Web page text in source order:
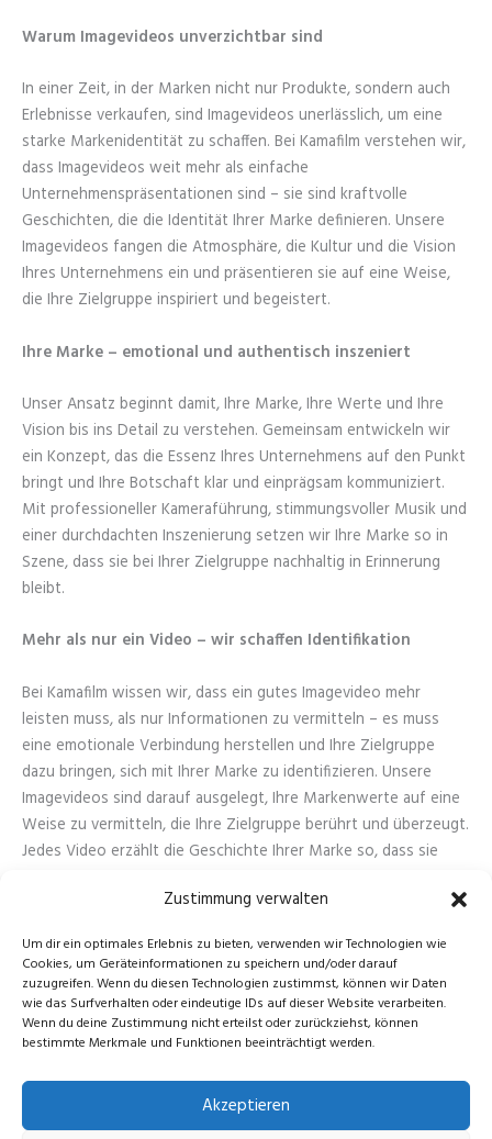
Zustimmung verwalten
Um dir ein optimales Erlebnis zu bieten, verwenden wir Technologien wie
Cookies, um Geräteinformationen zu speichern und/oder darauf
zuzugreifen. Wenn du diesen Technologien zustimmst, können wir Daten
wie das Surfverhalten oder eindeutige IDs auf dieser Website verarbeiten.
Wenn du deine Zustimmung nicht erteilst oder zurückziehst, können
bestimmte Merkmale und Funktionen beeinträchtigt werden.
Akzeptieren
Warum Imagevideos unverzichtbar sind
In einer Zeit, in der Marken nicht nur Produkte, sondern auch
Erlebnisse verkaufen, sind Imagevideos unerlässlich, um eine
starke Markenidentität zu schaffen. Bei Kamafilm verstehen wir,
dass Imagevideos weit mehr als einfache
Unternehmenspräsentationen sind – sie sind kraftvolle
Geschichten, die die Identität Ihrer Marke definieren. Unsere
Imagevideos fangen die Atmosphäre, die Kultur und die Vision
Ihres Unternehmens ein und präsentieren sie auf eine Weise,
die Ihre Zielgruppe inspiriert und begeistert.
Ihre Marke – emotional und authentisch inszeniert
Unser Ansatz beginnt damit, Ihre Marke, Ihre Werte und Ihre
Vision bis ins Detail zu verstehen. Gemeinsam entwickeln wir
ein Konzept, das die Essenz Ihres Unternehmens auf den Punkt
bringt und Ihre Botschaft klar und einprägsam kommuniziert.
Mit professioneller Kameraführung, stimmungsvoller Musik und
einer durchdachten Inszenierung setzen wir Ihre Marke so in
Szene, dass sie bei Ihrer Zielgruppe nachhaltig in Erinnerung
bleibt.
Mehr als nur ein Video – wir schaffen Identifikation
Bei Kamafilm wissen wir, dass ein gutes Imagevideo mehr
leisten muss, als nur Informationen zu vermitteln – es muss
eine emotionale Verbindung herstellen und Ihre Zielgruppe
dazu bringen, sich mit Ihrer Marke zu identifizieren. Unsere
Imagevideos sind darauf ausgelegt, Ihre Markenwerte auf eine
Weise zu vermitteln, die Ihre Zielgruppe berührt und überzeugt.
Jedes Video erzählt die Geschichte Ihrer Marke so, dass sie
In einer Zeit, in der Authentizität und Emotionalität
entscheidend sind, stehen wir bereit, Ihre Marke in ihrer ganzen
Tiefe und Schönheit zu präsentieren. Lassen Sie uns
erzählen, sondern Ihre Marke lebendig machen. Mit Kamafilm an
Ihrer Seite verwandeln Sie jedes Imagevideo in ein kraftvolles